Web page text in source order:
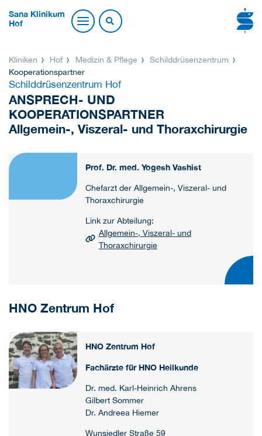
Sana Klinikum
Hof
Kliniken Hof Medizin & Pflege
Schilddrüsenzentrum
Kooperationspartner
Schilddrüsenzentrum Hof
ANSPRECH- UND
KOOPERATIONSPARTNER
Allgemein-, Viszeral- und Thoraxchirurgie
Prof. Dr. med. Yogesh Vashist
Chefarzt der Allgemein-, Viszeral- und
Thoraxchirurgie
Link zur Abteilung:
Allgemein-, Viszeral- und
Thoraxchirurgie
HNO Zentrum Hof
HNO Zentrum Hof
Fachärzte für HNO Heilkunde
Dr. med. Karl-Heinrich Ahrens
Gilbert Sommer
Dr. Andreea Hiemer
Wunsiedler Straße 59